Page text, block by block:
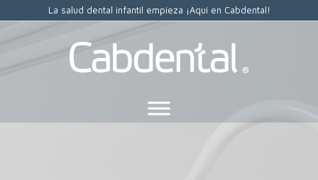
La salud dental infantil empieza ¡Aquí en Cabdental!